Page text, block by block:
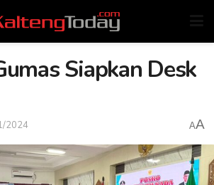
Siapkan Desk
2024 AA